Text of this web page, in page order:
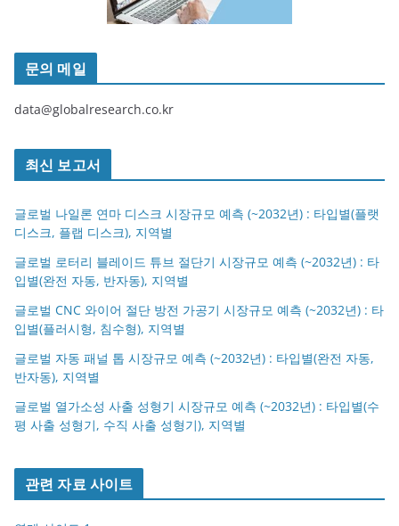
문의 메일
data@globalresearch.co.kr
최신 보고서
글로벌 나일론 연마 디스크 시장규모 예측 (~2032년) : 타입별(플랫
디스크, 플랩 디스크), 지역별
글로벌 로터리 블레이드 튜브 절단기 시장규모 예측 (~2032년) : 타
입별(완전 자동, 반자동), 지역별
글로벌 CNC 와이어 절단 방전 가공기 시장규모 예측 (~2032년) : 타
입별(플러시형, 침수형), 지역별
글로벌 자동 패널 톱 시장규모 예측 (~2032년) : 타입별(완전 자동,
반자동), 지역별
글로벌 열가소성 사출 성형기 시장규모 예측 (~2032년) : 타입별(수
평 사출 성형기, 수직 사출 성형기), 지역별
관련 자료 사이트